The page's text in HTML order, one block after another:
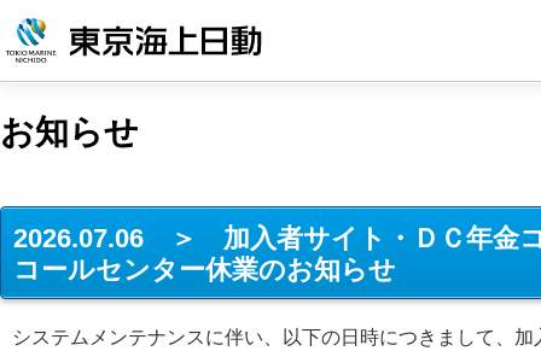
お知らせ
2026.07.06 ＞ 加入者サイト・ＤＣ年金
コールセンター休業のお知らせ
システムメンテナンスに伴い、以下の日時につきまして、